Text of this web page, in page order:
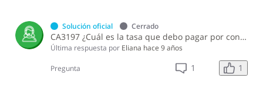
Solución oficial Cerrado
CA3197 ¿Cuál es la tasa que debo pagar por concepto del Impuesto Sustitutivo Sobre Retribuciones Complementarias?
Última respuesta por Eliana hace 9 años
Pregunta 1 1